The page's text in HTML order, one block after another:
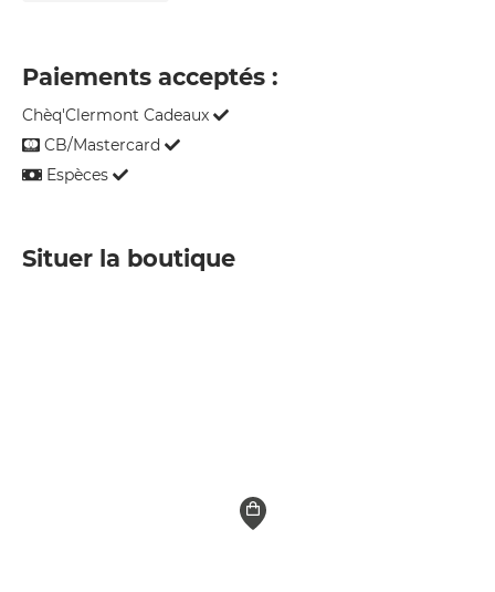
Paiements acceptés :
Chèq'Clermont Cadeaux
CB/Mastercard
Espèces
Situer la boutique